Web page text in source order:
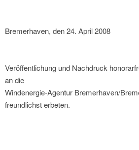
Bremerhaven, den 24. April 2008
Veröffentlichung und Nachdruck
an die
Windenergie-Agentur Bremerhaven/
freundlichst erbeten.